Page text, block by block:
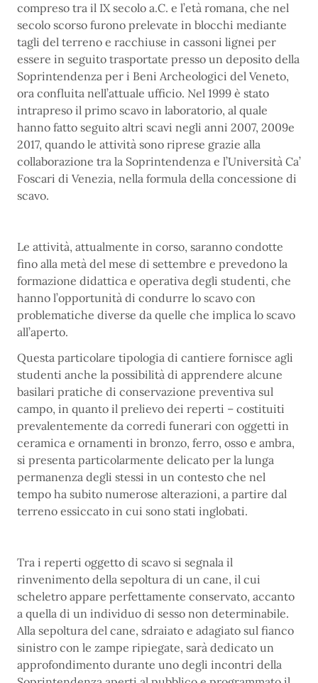
compreso tra il IX secolo a.C. e l’età romana, che nel
secolo scorso furono prelevate in blocchi mediante
tagli del terreno e racchiuse in cassoni lignei per
essere in seguito trasportate presso un deposito della
Soprintendenza per i Beni Archeologici del Veneto,
ora confluita nell’attuale ufficio. Nel 1999 è stato
intrapreso il primo scavo in laboratorio, al quale
hanno fatto seguito altri scavi negli anni 2007, 2009e
2017, quando le attività sono riprese grazie alla
collaborazione tra la Soprintendenza e l’Università Ca’
Foscari di Venezia, nella formula della concessione di
scavo.
Le attività, attualmente in corso, saranno condotte
fino alla metà del mese di settembre e prevedono la
formazione didattica e operativa degli studenti, che
hanno l’opportunità di condurre lo scavo con
problematiche diverse da quelle che implica lo scavo
all’aperto.
Questa particolare tipologia di cantiere fornisce agli
studenti anche la possibilità di apprendere alcune
basilari pratiche di conservazione preventiva sul
campo, in quanto il prelievo dei reperti – costituiti
prevalentemente da corredi funerari con oggetti in
ceramica e ornamenti in bronzo, ferro, osso e ambra,
si presenta particolarmente delicato per la lunga
permanenza degli stessi in un contesto che nel
tempo ha subito numerose alterazioni, a partire dal
terreno essiccato in cui sono stati inglobati.
Tra i reperti oggetto di scavo si segnala il
rinvenimento della sepoltura di un cane, il cui
scheletro appare perfettamente conservato, accanto
a quella di un individuo di sesso non determinabile.
Alla sepoltura del cane, sdraiato e adagiato sul fianco
sinistro con le zampe ripiegate, sarà dedicato un
approfondimento durante uno degli incontri della